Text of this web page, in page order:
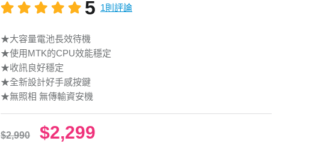
5 1則評論
★大容量電池長效待機
★使用MTK的CPU效能穩定
★收訊良好穩定
★全新設計好手感按鍵
★無照相 無傳輸資安機
$2,990 $2,299